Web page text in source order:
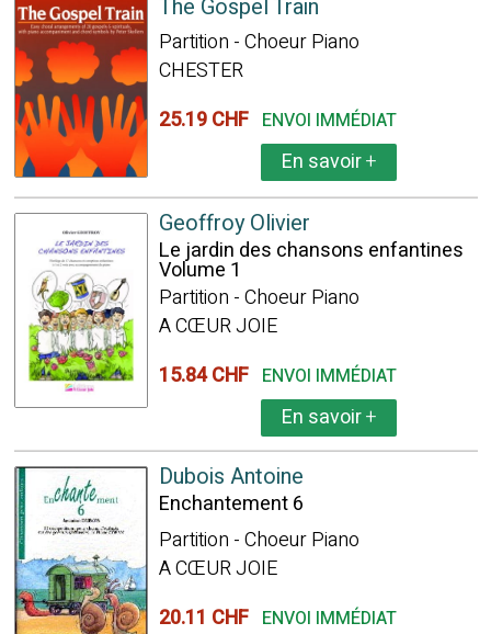
The Gospel Train
Partition - Choeur Piano
CHESTER
25.19 CHF ENVOI IMMÉDIAT
En savoir+
Geoffroy Olivier
Le jardin des chansons enfantines
Volume 1
Partition - Choeur Piano
A CŒUR JOIE
15.84 CHF ENVOI IMMÉDIAT
En savoir+
Dubois Antoine
Enchantement 6
Partition - Choeur Piano
A CŒUR JOIE
20.11 CHF ENVOI IMMÉDIAT